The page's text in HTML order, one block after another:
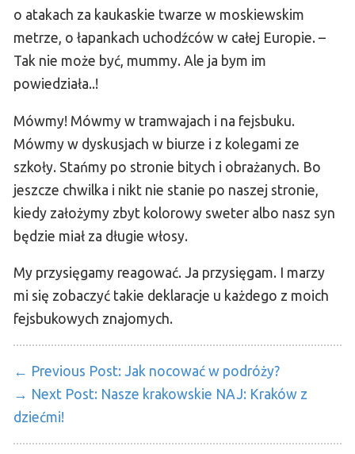
o atakach za kaukaskie twarze w moskiewskim
metrze, o łapankach uchodźców w całej Europie. –
Tak nie może być, mummy. Ale ja bym im
powiedziała..!
Mówmy! Mówmy w tramwajach i na fejsbuku.
Mówmy w dyskusjach w biurze i z kolegami ze
szkoły. Stańmy po stronie bitych i obrażanych. Bo
jeszcze chwilka i nikt nie stanie po naszej stronie,
kiedy założymy zbyt kolorowy sweter albo nasz syn
będzie miał za długie włosy.
My przysięgamy reagować. Ja przysięgam. I marzy
mi się zobaczyć takie deklaracje u każdego z moich
fejsbukowych znajomych.
← Previous Post: Jak nocować w podróży?
→ Next Post: Nasze krakowskie NAJ: Kraków z
dziećmi!